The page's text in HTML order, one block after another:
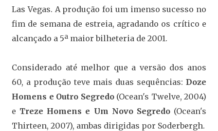
Las Vegas. A produção foi um imenso sucesso no
fim de semana de estreia, agradando os crítico e
alcançado a 5ª maior bilheteria de 2001.
Considerado até melhor que a versão dos anos
60, a produção teve mais duas sequências: Doze
Homens e Outro Segredo(Ocean's Twelve, 2004)
e Treze Homens e Um Novo Segredo(Ocean's
Thirteen, 2007), ambas dirigidas por Soderbergh.